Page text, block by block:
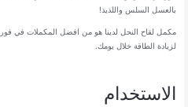
بالعسل السلس واللذيذ!
مكمل لقاح النحل لدينا هو من افضل المكملات في
لزيادة الطاقة خلال يومك.
الاستخدام